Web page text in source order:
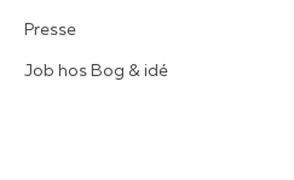
Presse
Job hos Bog & idé